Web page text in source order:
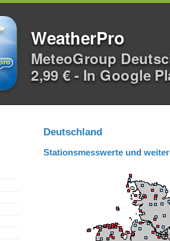
WeatherPro
MeteoGroup
2,99 € - In Google
Deutschland
Stationsmesswerte und